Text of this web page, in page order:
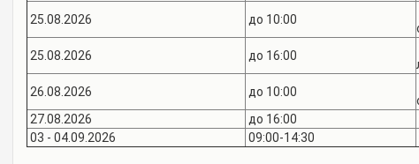
ЛАБОРАТОРИИ
ИЗВЕШТАИ ЗА
ФАКУЛТЕТОТ
ОРГАНИЗАЦИИ
РАСПОРЕД НА
25.08.2026
до 10:00
25.08.2026
до 16:00
26.08.2026
до 10:00
27.08.2026
до 16:00
03 - 04.09.2026
09:00-14:30